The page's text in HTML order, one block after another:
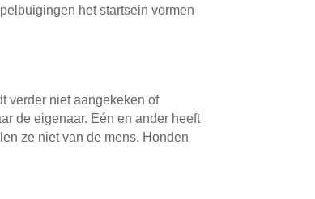
het startsein vormen
verder niet aangekeken of
de eigenaar. Eén en ander heeft
ze niet van de mens. Honden